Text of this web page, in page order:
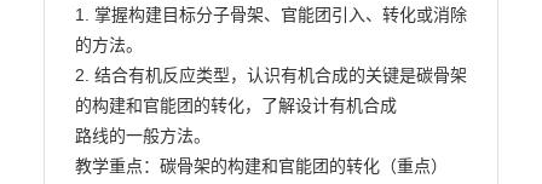
1. 掌握构建目标分子骨架、官能团引入、转化或消除
的方法。
2. 结合有机反应类型，认识有机合成的关键是碳骨架
的构建和官能团的转化，了解设计有机合成
路线的一般方法。
教学重点：碳骨架的构建和官能团的转化（重点）